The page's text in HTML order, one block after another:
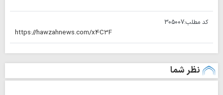
کد مطلب:305007
نظر شما